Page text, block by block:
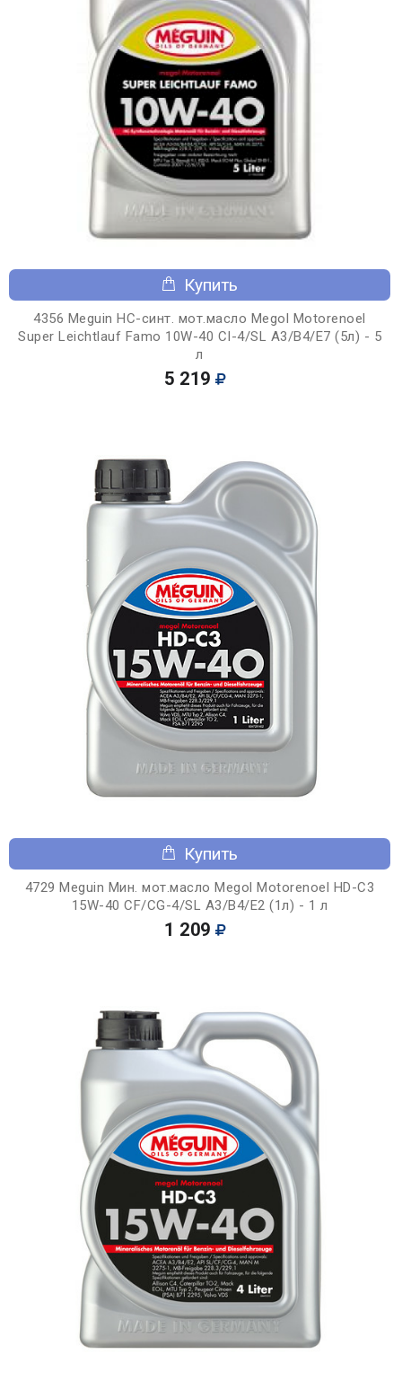
Купить
4356 Meguin НС-синт. мот.масло Megol Motorenoel
Super Leichtlauf Famo 10W-40 CI-4/SL A3/B4/E7 (5л) - 5
л
5 219
Купить
4729 Meguin Мин. мот.масло Megol Motorenoel HD-C3
15W-40 CF/CG-4/SL A3/B4/E2 (1л) - 1 л
1 209